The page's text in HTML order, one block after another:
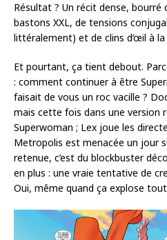
Résultat ? Un récit dense,
bastons XXL, de tensions
littéralement) et de clins d’œil à
Et pourtant, ça tient debout.
: comment continuer à être
faisait de vous un roc vacille ?
mais cette fois dans une version
Superwoman ; Lex joue les
Metropolis est menacée un jour
retenue, c’est du blockbuster
en plus : une vraie tentative de
Oui, même quand ça explose